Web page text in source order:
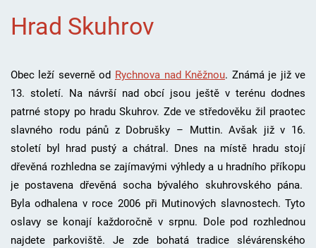
Hrad Skuhrov
Obec leží severně od Rychnova nad Kněžnou. Známá je již ve
13. století. Na návrší nad obcí jsou ještě v terénu dodnes
patrné stopy po hradu Skuhrov. Zde ve středověku žil praotec
slavného rodu pánů z Dobrušky – Muttin. Avšak již v 16.
století byl hrad pustý a chátral. Dnes na místě hradu stojí
dřevěná rozhledna se zajímavými výhledy a u hradního příkopu
je postavena dřevěná socha bývalého skuhrovského pána.
Byla odhalena v roce 2006 při Mutinových slavnostech. Tyto
oslavy se konají každoročně v srpnu. Dole pod rozhlednou
najdete parkoviště. Je zde bohatá tradice slévárenského